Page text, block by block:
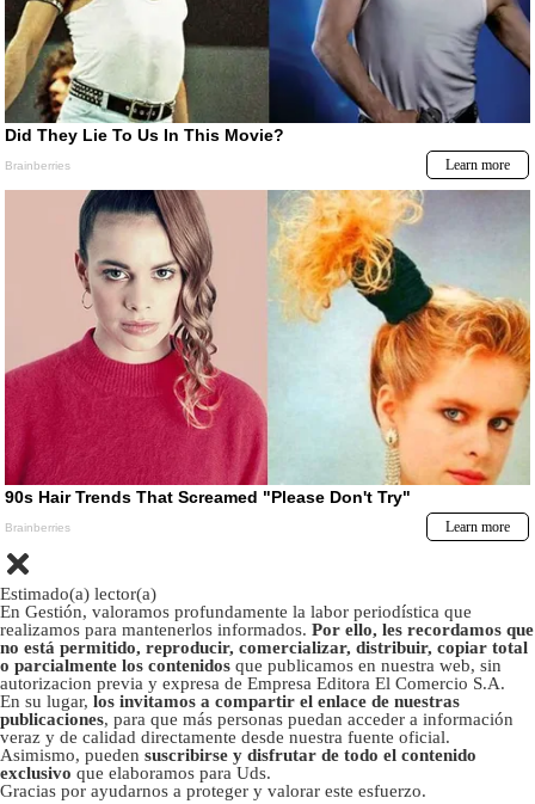
Estimado(a) lector(a)
En Gestión, valoramos profundamente la labor periodística que
realizamos para mantenerlos informados. Por ello, les recordamos que
no está permitido, reproducir, comercializar, distribuir, copiar total
o parcialmente los contenidos que publicamos en nuestra web, sin
autorizacion previa y expresa de Empresa Editora El Comercio S.A.
En su lugar, los invitamos a compartir el enlace de nuestras
publicaciones, para que más personas puedan acceder a información
veraz y de calidad directamente desde nuestra fuente oficial.
Asimismo, pueden suscribirse y disfrutar de todo el contenido
exclusivo que elaboramos para Uds.
Gracias por ayudarnos a proteger y valorar este esfuerzo.